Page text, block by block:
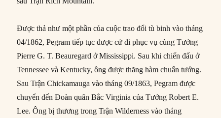
Được thả như một phần của cuộc trao đổi tù binh vào tháng
04/1862, Pegram tiếp tục được cử đi phục vụ cùng Tướng
Pierre G. T. Beauregard ở Mississippi. Sau khi chiến đấu ở
Tennessee và Kentucky, ông được thăng hàm chuẩn tướng.
Sau Trận Chickamauga vào tháng 09/1863, Pegram được
chuyển đến Đoàn quân Bắc Virginia của Tướng Robert E.
Lee. Ông bị thương trong Trận Wilderness vào tháng